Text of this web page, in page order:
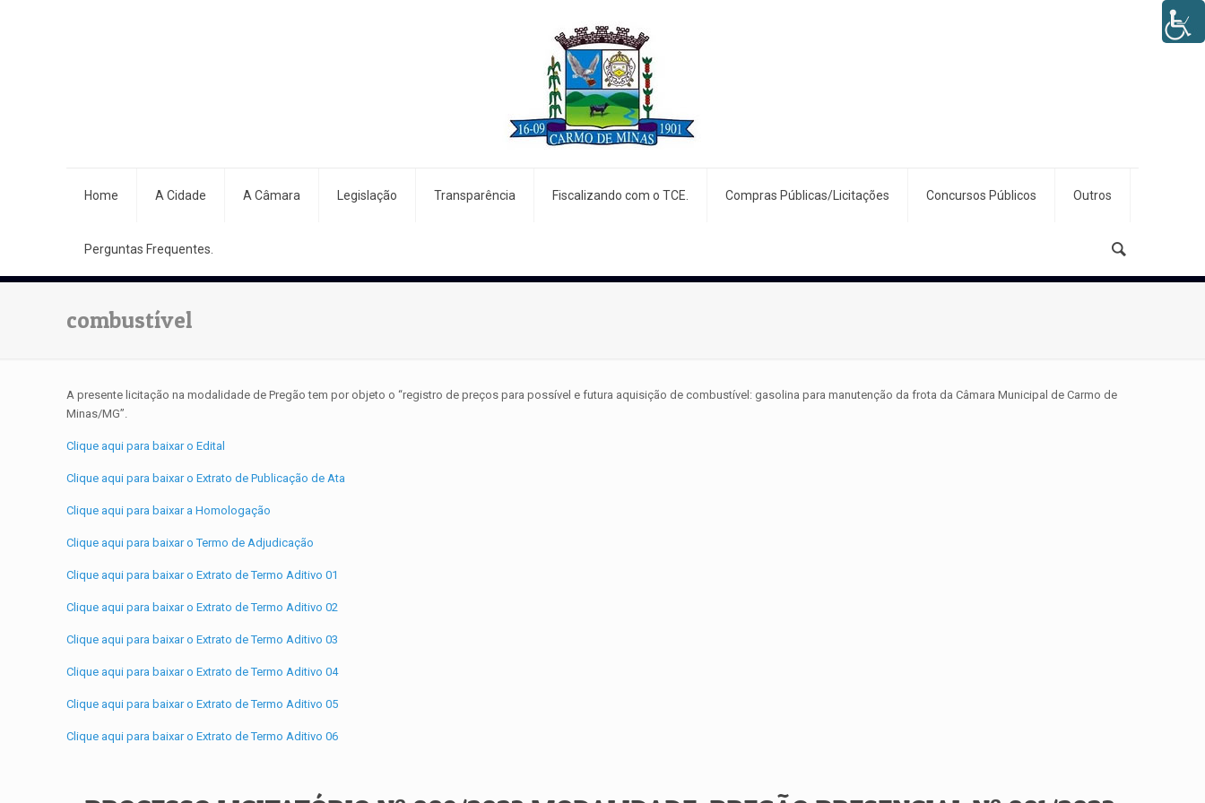
Home A Cidade A Câmara Legislação Transparência Fiscalizando com o TCE. Compras Públicas/Licitações Concursos Públicos Outros
Perguntas Frequentes.
combustível
A presente licitação na modalidade de Pregão tem por objeto o “registro de preços para possível e futura aquisição de combustível: gasolina para manutenção da frota da Câmara Municipal de Carmo de
Minas/MG”.
Clique aqui para baixar o Edital
Clique aqui para baixar o Extrato de Publicação de Ata
Clique aqui para baixar a Homologação
Clique aqui para baixar o Termo de Adjudicação
Clique aqui para baixar o Extrato de Termo Aditivo 01
Clique aqui para baixar o Extrato de Termo Aditivo 02
Clique aqui para baixar o Extrato de Termo Aditivo 03
Clique aqui para baixar o Extrato de Termo Aditivo 04
Clique aqui para baixar o Extrato de Termo Aditivo 05
Clique aqui para baixar o Extrato de Termo Aditivo 06